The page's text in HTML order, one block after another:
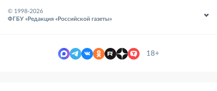
© 1998-2026
ФГБУ «Редакция «Российской газеты»
18+